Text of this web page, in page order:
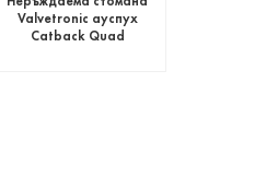
Valvetronic ауспух
Catback Quad